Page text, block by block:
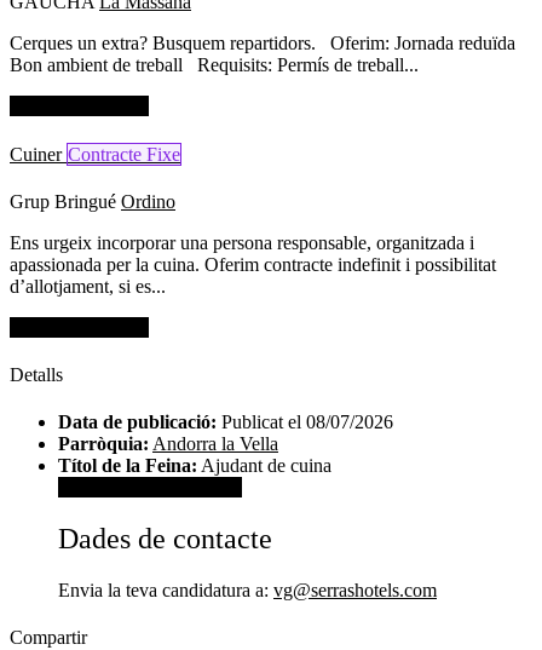
Cerques un extra? Busquem repartidors. Oferim: Jornada reduïda
Bon ambient de treball Requisits: Permís de treball...
Cuiner Contracte Fixe
Grup Bringué Ordino
Ens urgeix incorporar una persona responsable, organitzada i
apassionada per la cuina. Oferim contracte indefinit i possibilitat
d’allotjament, si es...
Detalls
Data de publicació: Publicat el 08/07/2026
Parròquia: Andorra la Vella
Títol de la Feina: Ajudant de cuina
Dades de contacte
Envia la teva candidatura a: vg@serrashotels.com
Compartir